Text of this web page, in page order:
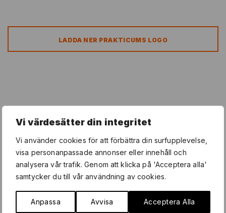
Vi värdesätter din integritet
Vi använder cookies för att förbättra din surfupplevelse,
visa personanpassade annonser eller innehåll och
analysera vår trafik. Genom att klicka på 'Acceptera alla'
samtycker du till vår användning av cookies.
Anpassa Avvisa Acceptera Alla
LADDA NER PRAKTICUMS LOGO
Frågor?
Kontakta Prakticums kommunikation och marknadsföring på
komf@prakticum.fi